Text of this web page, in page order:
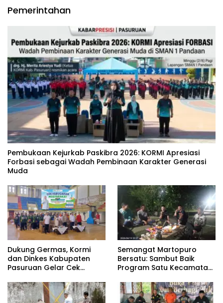
Pemerintahan
‎Pembukaan Kejurkab Paskibra 2026: KORMI Apresiasi
Forbasi sebagai Wadah Pembinaan Karakter Generasi
Muda
Dukung Germas, Kormi
dan Dinkes Kabupaten
Pasuruan Gelar Cek
Semangat Martopuro
Bersatu: Sambut Baik
Program Satu Kecamatan
Kebangkitan Persekabpas